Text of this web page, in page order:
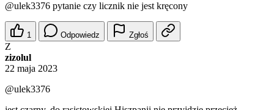
@ulek3376 pytanie czy licznik nie jest kręcony
1 Odpowiedz Zgłoś
Z
zizolul
22 maja 2023
@ulek3376